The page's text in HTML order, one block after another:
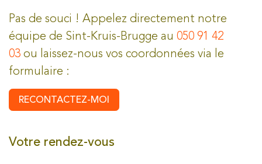
Pas de souci ! Appelez directement notre
équipe de Sint-Kruis-Brugge au 050 91 42
03 ou laissez-nous vos coordonnées via le
formulaire :
RECONTACTEZ-MOI
Votre rendez-vous